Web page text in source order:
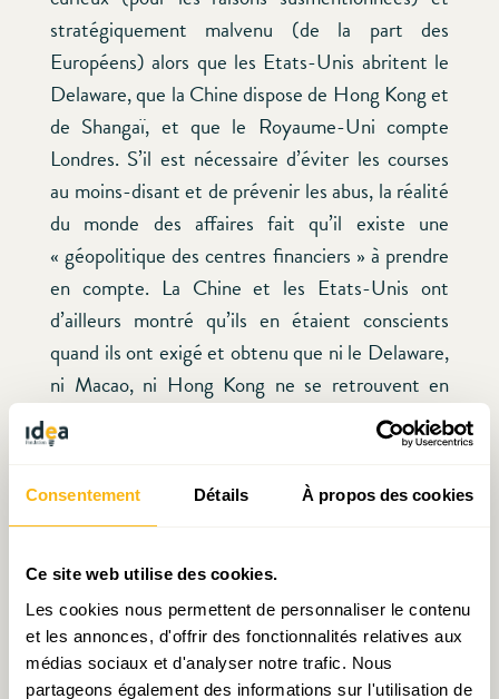
Consentement Détails À propos des cookies
Ce site web utilise des cookies.
Les cookies nous permettent de personnaliser le contenu
et les annonces, d'offrir des fonctionnalités relatives aux
médias sociaux et d'analyser notre trafic. Nous
partageons également des informations sur l'utilisation de
stratégiquement malvenu (de la part des
Européens) alors que les Etats-Unis abritent le
Delaware, que la Chine dispose de Hong Kong et
de Shangaï, et que le Royaume-Uni compte
Londres. S’il est nécessaire d’éviter les courses
au moins-disant et de prévenir les abus, la réalité
du monde des affaires fait qu’il existe une
« géopolitique des centres financiers » à prendre
en compte. La Chine et les Etats-Unis ont
d’ailleurs montré qu’ils en étaient conscients
quand ils ont exigé et obtenu que ni le Delaware,
ni Macao, ni Hong Kong ne se retrouvent en
2009 sur la liste grise de l’OCDE des centres
financiers non coopératifs – qui grouillait de pays
européens.
fait que pouvoir compter en son sein un pays
comme le Luxembourg qui accueille et concentre
un grand nombre de sociétés affiliées étrangères
et d’entités à vocation spéciale qui canalisent des